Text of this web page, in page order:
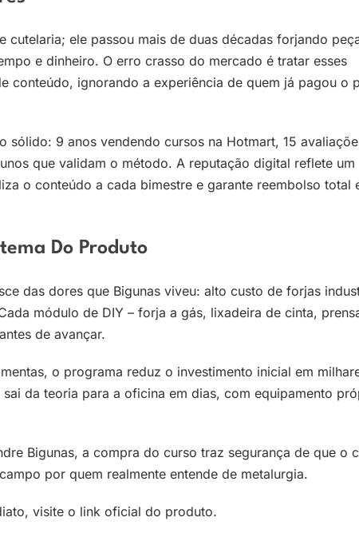
cutelaria; ele passou mais de duas décadas forjando
e dinheiro. O erro crasso do mercado é tratar esses
conteúdo, ignorando a experiência de quem já pagou o
sólido: 9 anos vendendo cursos na Hotmart, 15
que validam o método. A reputação digital reflete um
o conteúdo a cada bimestre e garante reembolso total
Do Produto
das dores que Bigunas viveu: alto custo de forjas
módulo de DIY – forja a gás, lixadeira de cinta,
de avançar.
o programa reduz o investimento inicial em
da teoria para a oficina em dias, com equipamento
Bigunas, a compra do curso traz segurança de que o
por quem realmente entende de metalurgia.
visite o link oficial do produto.